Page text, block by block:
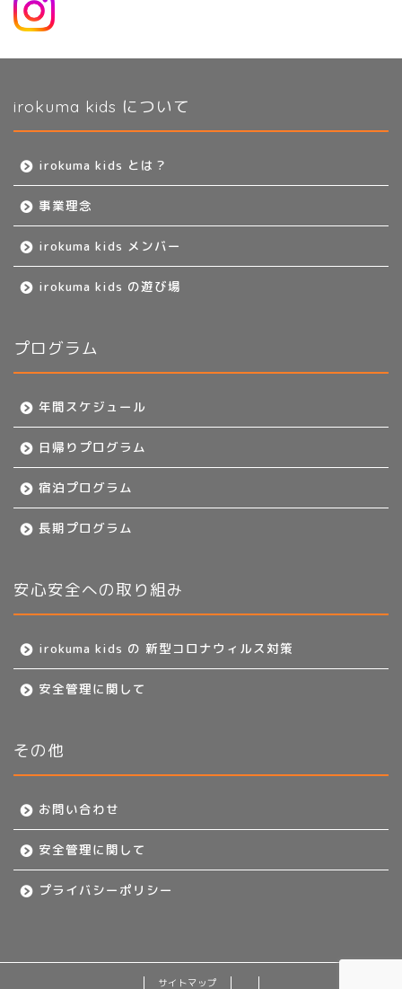
irokuma kids について
irokuma kids とは？
事業理念
irokuma kids メンバー
irokuma kids の遊び場
プログラム
年間スケジュール
日帰りプログラム
宿泊プログラム
長期プログラム
安心安全への取り組み
irokuma kids の 新型コロナウィルス対策
安全管理に関して
その他
お問い合わせ
安全管理に関して
プライバシーポリシー
サイトマップ